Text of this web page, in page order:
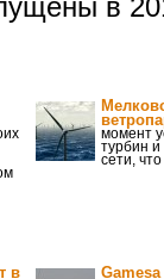
в
момент
турбин
сети,
в